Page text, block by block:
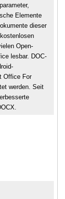
Elemente
dieser
Open-
lesbar. DOC-
Office For
werden. Seit